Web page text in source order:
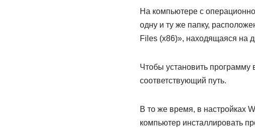
На компьютере с
одну и ту же папку,
Files (x86)», находящаяся на
Чтобы установить программу
соответствующий путь.
В то же время, в настройках
компьютер инсталлировать